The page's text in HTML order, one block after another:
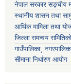
नेपाल सरकार सङ्घीय
स्थानीय शासन तथा
आर्थिक मामिला तथा
जिल्ला समन्वय
गाउँपालिका¸
सीमाना निर्धारण आयोग